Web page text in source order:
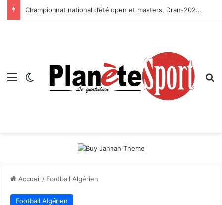
Championnat national d’été open et masters, Oran-2026 — Le CRB s’adjuge le titre
Menu Switch skin
Accueil / Football Algérien
Football Algérien